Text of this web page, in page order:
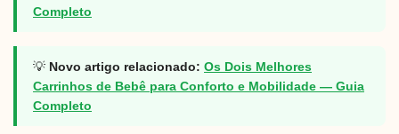
Completo
💡 Novo artigo relacionado: Os Dois Melhores
Carrinhos de Bebê para Conforto e Mobilidade — Guia
Completo